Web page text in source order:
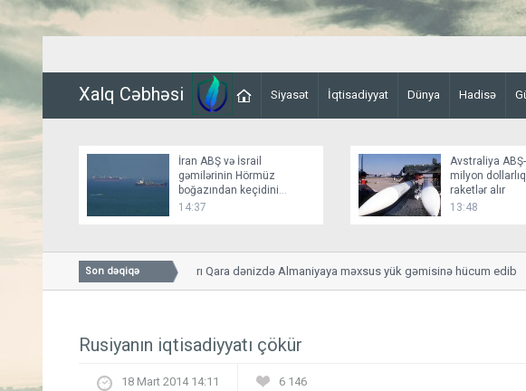
Xalq Cəbhəsi Siyasət İqtisadiyyat Dünya Hadisə
İran ABŞ və İsrail
gəmilərinin Hörmüz
boğazından keçidini
bağlayır
14:37
Avstraliya
milyon
raketlər alır
13:48
Son dəqiqə
“Bild”: Rusiya dronları Qara dənizdə Almaniyaya məxsus yük gəmisinə hücum edib
Rusiyanın iqtisadiyyatı çökür
18 Mart 2014 14:11 6 146